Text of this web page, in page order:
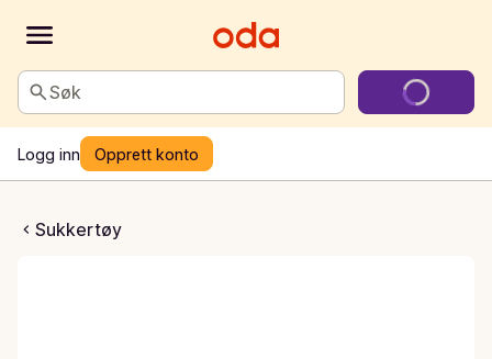
Søk
Logg inn Opprett konto
Sukkertøy
Lakrisstang